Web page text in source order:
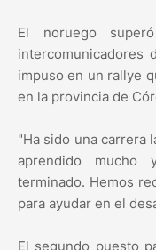
El noruego
impuso en un rallye
en la provincia de
"Ha sido una carrera
aprendido mucho
terminado. Hemos
para ayudar en el
El segundo puesto